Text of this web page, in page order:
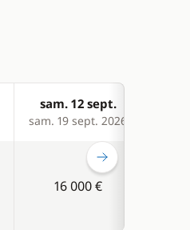
sam. 12 sept.
sam. 19 sept. 2026
16 000 €